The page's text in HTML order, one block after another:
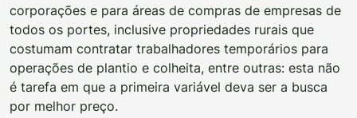
corporações e para áreas de compras de empresas de
todos os portes, inclusive propriedades rurais que
costumam contratar trabalhadores temporários para
operações de plantio e colheita, entre outras: esta não
é tarefa em que a primeira variável deva ser a busca
por melhor preço.